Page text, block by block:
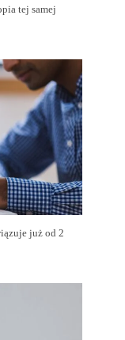
tej samej
już od 2